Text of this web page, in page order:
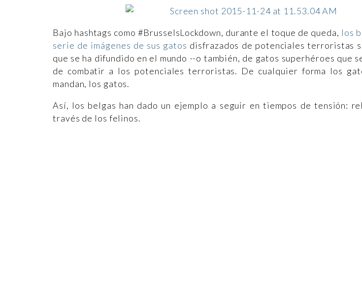
Bajo hashtags como #BrusselsLockdown, durante el toque de queda, los
serie de imágenes de sus gatos disfrazados de potenciales terroristas
que se ha difundido en el mundo --o también, de gatos superhéroes que
de combatir a los potenciales terroristas. De cualquier forma los
mandan, los gatos.
Así, los belgas han dado un ejemplo a seguir en tiempos de tensión:
través de los felinos.